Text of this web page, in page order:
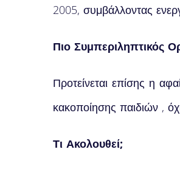
2005, συμβάλλοντας
Πιο Συμπεριληπτικός
Προτείνεται επίσης η
κακοποίησης παιδιών ,
Τι Ακολουθεί;